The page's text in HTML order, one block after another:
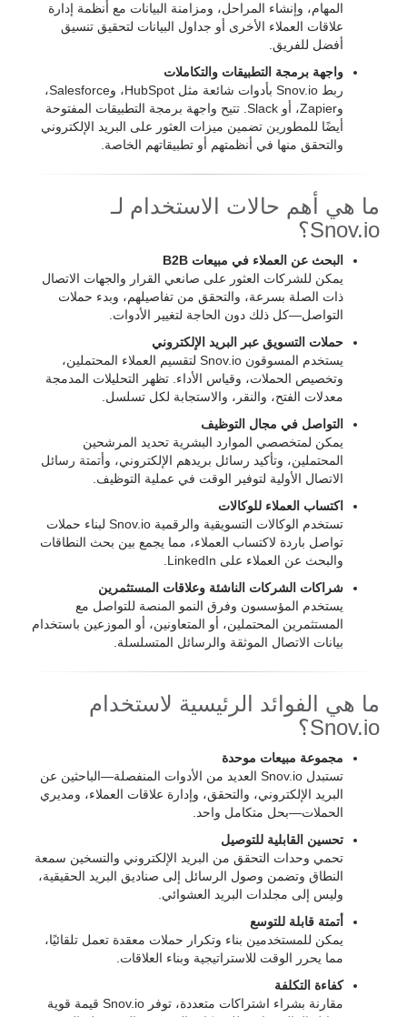
المهام، وإنشاء المراحل، ومزامنة البيانات مع أنظمة إدارة
علاقات العملاء الأخرى أو جداول البيانات لتحقيق تنسيق
أفضل للفريق.
واجهة برمجة التطبيقات والتكاملات
ربط Snov.io بأدوات شائعة مثل HubSpot، وSalesforce،
وZapier، أو Slack. تتيح واجهة برمجة التطبيقات المفتوحة
أيضًا للمطورين تضمين ميزات العثور على البريد الإلكتروني
والتحقق منها في أنظمتهم أو تطبيقاتهم الخاصة.
ما هي أهم حالات الاستخدام لـ
Snov.io؟
البحث عن العملاء في مبيعات B2B
يمكن للشركات العثور على صانعي القرار والجهات الاتصال
ذات الصلة بسرعة، والتحقق من تفاصيلهم، وبدء حملات
التواصل—كل ذلك دون الحاجة لتغيير الأدوات.
حملات التسويق عبر البريد الإلكتروني
يستخدم المسوقون Snov.io لتقسيم العملاء المحتملين،
وتخصيص الحملات، وقياس الأداء. تظهر التحليلات المدمجة
معدلات الفتح، والنقر، والاستجابة لكل تسلسل.
التواصل في مجال التوظيف
يمكن لمتخصصي الموارد البشرية تحديد المرشحين
المحتملين، وتأكيد رسائل بريدهم الإلكتروني، وأتمتة رسائل
الاتصال الأولية لتوفير الوقت في عملية التوظيف.
اكتساب العملاء للوكالات
تستخدم الوكالات التسويقية والرقمية Snov.io لبناء حملات
تواصل باردة لاكتساب العملاء، مما يجمع بين بحث النطاقات
والبحث عن العملاء على LinkedIn.
شراكات الشركات الناشئة وعلاقات المستثمرين
يستخدم المؤسسون وفرق النمو المنصة للتواصل مع
المستثمرين المحتملين، أو المتعاونين، أو الموزعين باستخدام
بيانات الاتصال الموثقة والرسائل المتسلسلة.
ما هي الفوائد الرئيسية لاستخدام
Snov.io؟
مجموعة مبيعات موحدة
تستبدل Snov.io العديد من الأدوات المنفصلة—الباحثين عن
البريد الإلكتروني، والتحقق، وإدارة علاقات العملاء، ومديري
الحملات—بحل متكامل واحد.
تحسين القابلية للتوصيل
تحمي وحدات التحقق من البريد الإلكتروني والتسخين سمعة
النطاق وتضمن وصول الرسائل إلى صناديق البريد الحقيقية،
وليس إلى مجلدات البريد العشوائي.
أتمتة قابلة للتوسع
يمكن للمستخدمين بناء وتكرار حملات معقدة تعمل تلقائيًا،
مما يحرر الوقت للاستراتيجية وبناء العلاقات.
كفاءة التكلفة
مقارنة بشراء اشتراكات متعددة، توفر Snov.io قيمة قوية